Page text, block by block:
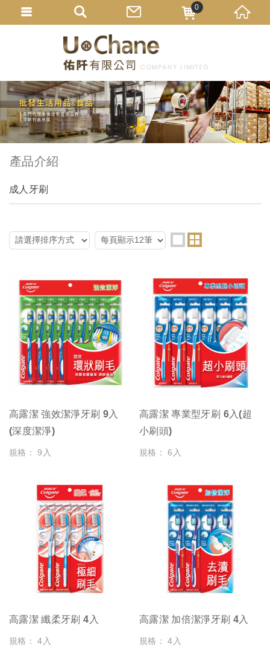
產品介紹
成人牙刷
高露潔 強效潔淨牙刷 9入
(深度潔淨)
規格： 9入
高露潔 專業型牙刷 6入(超
小刷頭)
規格： 6入
高露潔 纖柔牙刷 4入
規格： 4入
高露潔 加倍潔淨牙刷 4入
規格： 4入
0